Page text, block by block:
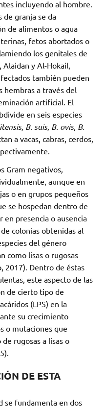
incluyendo al hombre.
de granja se da
de alimentos o agua
fetos abortados o
los genitales de
Alaidan y Al-Hokail,
también pueden
hembras a través del
artificial. El
en seis especies
B. suis, B. ovis, B.
a vacas, cabras, cerdos,
Gram negativos,
aunque en
o en grupos pequeños
se hospedan dentro de
en presencia o ausencia
colonias obtenidas al
del género
como lisas o rugosas
2017). Dentro de éstas
este aspecto de las
de cierto tipo de
(LPS) en la
su crecimiento
o mutaciones que
rugosas a lisas o
DE ESTA
se fundamenta en dos